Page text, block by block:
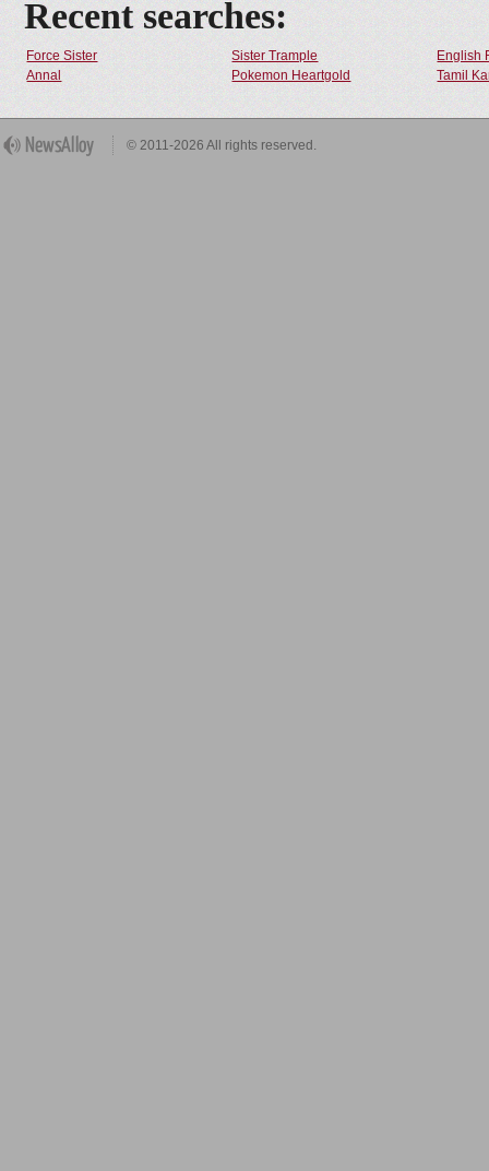
Recent searches:
Force Sister Sister Trample
English
Annal
Pokemon Heartgold Tamil
© 2011-2026 All rights reserved.